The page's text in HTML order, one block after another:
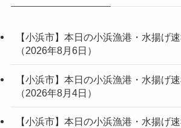
【小浜市】本日の小浜漁港・水揚げ
（2026年8月6日）
【小浜市】本日の小浜漁港・水揚げ
（2026年8月4日）
【小浜市】本日の小浜漁港・水揚げ